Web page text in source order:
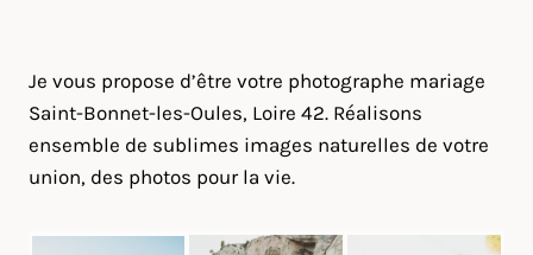
Je vous propose d’être votre photographe mariage
Saint-Bonnet-les-Oules, Loire 42. Réalisons
ensemble de sublimes images naturelles de votre
union, des photos pour la vie.